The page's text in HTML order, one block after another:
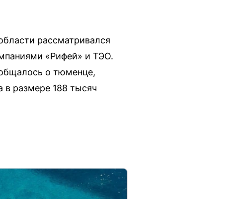
рассматривался
«Рифей» и ТЭО.
о тюменце,
в размере 188 тысяч